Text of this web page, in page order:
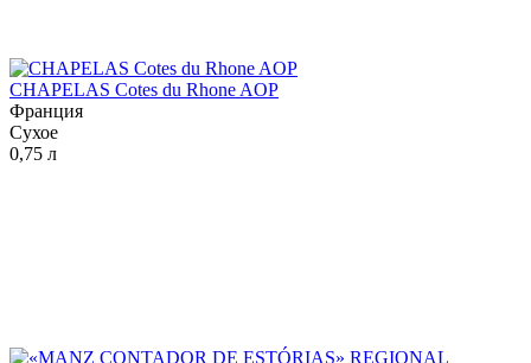
CHAPELAS Cotes du Rhone AOP
Франция
Сухое
0,75 л